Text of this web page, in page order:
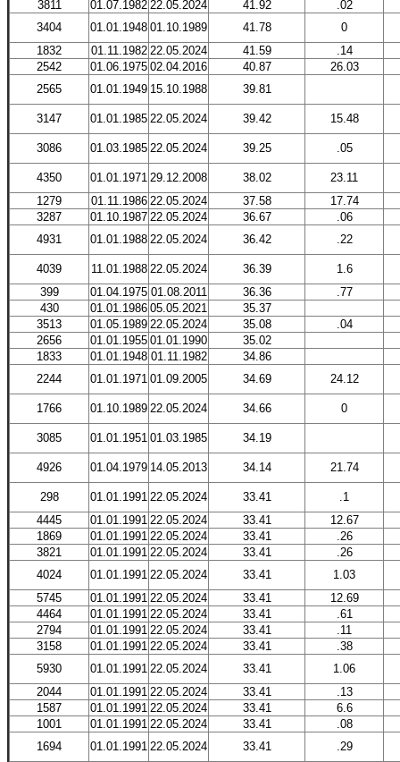
3811 01.07.1982 22.05.2024 41.92
.02
3404
01.01.1948 01.10.1989 41.78
0
1832
01.11.1982 22.05.2024 41.59
.14
2542
01.06.1975 02.04.2016 40.87
26.03
2565
01.01.1949 15.10.1988 39.81
3147 01.01.1985 22.05.2024 39.42 15.48
3086 01.03.1985 22.05.2024 39.25 .05
4350 01.01.1971 29.12.2008 38.02
23.11
1279
01.11.1986 22.05.2024 37.58
17.74
3287
01.10.1987 22.05.2024 36.67
.06
4931
01.01.1988 22.05.2024 36.42 .22
4039 11.01.1988 22.05.2024 36.39
1.6
399
01.04.1975 01.08.2011 36.36
.77
430
01.01.1986 05.05.2021
35.37
3513
01.05.1989 22.05.2024 35.08
.04
2656
01.01.1955 01.01.1990
35.02
1833
01.01.1948 01.11.1982
34.86
2244
01.01.1971 01.09.2005 34.69 24.12
1766 01.10.1989 22.05.2024 34.66 0
3085 01.01.1951 01.03.1985 34.19
4926 01.04.1979 14.05.2013 34.14 21.74
298 01.01.1991 22.05.2024 33.41
.1
4445
01.01.1991 22.05.2024 33.41
12.67
1869
01.01.1991 22.05.2024 33.41
.26
3821
01.01.1991 22.05.2024 33.41
.26
4024
01.01.1991 22.05.2024 33.41
1.03
5745
01.01.1991 22.05.2024 33.41
12.69
4464
01.01.1991 22.05.2024 33.41
.61
2794
01.01.1991 22.05.2024 33.41
.11
3158
01.01.1991 22.05.2024 33.41
.38
5930
01.01.1991 22.05.2024 33.41
1.06
2044
01.01.1991 22.05.2024 33.41
.13
1587
01.01.1991 22.05.2024 33.41
6.6
1001
01.01.1991 22.05.2024 33.41
.08
1694
01.01.1991 22.05.2024 33.41
.29